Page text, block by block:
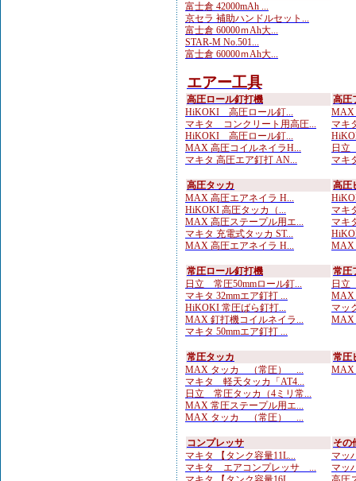
富士倉 42000mAh ...
京セラ 補助ハンドルセット...
富士倉 60000ｍAh大...
STAR-M No.501...
富士倉 60000ｍAh大...
エアー工具
高圧ロール釘打機
HiKOKI 高圧ロール釘...
マキタ コンクリート用高圧...
HiKOKI 高圧ロール釘...
MAX 高圧コイルネイラH...
マキタ 高圧エア釘打 AN...
高圧
MAX
マキ
日立
マキ
高圧タッカ
MAX 高圧エアネイラ H...
HiKOKI 高圧タッカ（...
MAX 高圧ステープル用エ...
マキタ 充電式タッカ ST...
MAX 高圧エアネイラ H...
高圧
マキ
マキ
MAX
常圧ロール釘打機
日立 常圧50mmロール釘...
マキタ 32mmエア釘打 ...
HiKOKI 常圧ばら釘打...
MAX 釘打機コイルネイラ...
マキタ 50mmエア釘打 ...
常圧
日立
MAX
マッ
MAX
常圧タッカ
MAX タッカ （常圧） ...
マキタ 軽天タッカ「AT4...
日立 常圧タッカ（4ミリ常...
MAX 常圧ステープル用エ...
MAX タッカ （常圧） ...
常圧
MAX
コンプレッサ
マキタ 【タンク容量11L...
マキタ エアコンプレッサ ...
その
マッ
マッ